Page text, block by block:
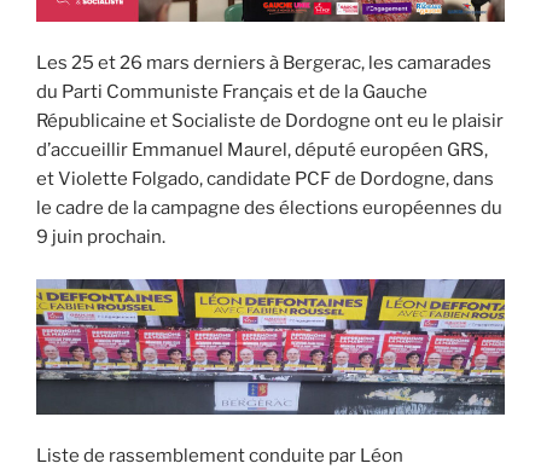
Les 25 et 26 mars derniers à Bergerac, les camarades
du Parti Communiste Français et de la Gauche
Républicaine et Socialiste de Dordogne ont eu le plaisir
d’accueillir Emmanuel Maurel, député européen GRS,
et Violette Folgado, candidate PCF de Dordogne, dans
le cadre de la campagne des élections européennes du
9 juin prochain.
Liste de rassemblement conduite par Léon